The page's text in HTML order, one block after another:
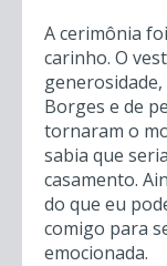
A cerimônia
carinho. O
Borges e de
tornaram o
sabia que
casamento.
do que eu
comigo para
emocionada.